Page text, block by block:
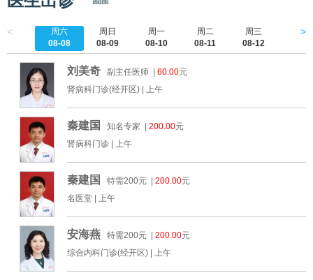
<
周六
08-08
周日
08-09
周一
08-10
周二
08-11
周三
08-12
周四
>
刘美奇 副主任医师 | 60.00元
肾病科门诊(经开区) | 上午
秦建国 知名专家 | 200.00元
肾病科门诊 | 上午
秦建国 特需200元 | 200.00元
名医堂 | 上午
安海燕 特需200元 | 200.00元
综合内科门诊(经开区) | 上午